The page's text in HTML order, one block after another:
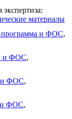
экспертиза:
материалы
программа и ФОС,
и ФОС,
и ФОС,
и ФОС,